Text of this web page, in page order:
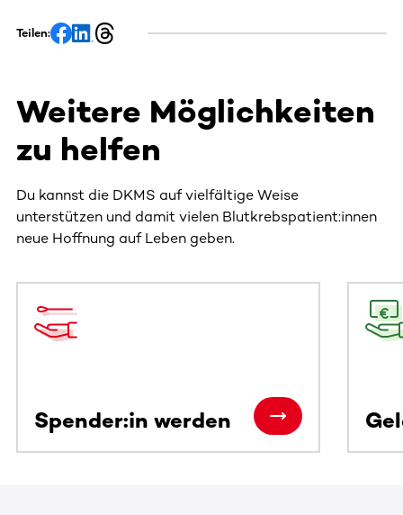
Teilen:
Weitere Möglichkeiten
zu helfen
Du kannst die DKMS auf vielfältige Weise
unterstützen und damit vielen Blutkrebspatient:innen
neue Hoffnung auf Leben geben.
Spender:in werden